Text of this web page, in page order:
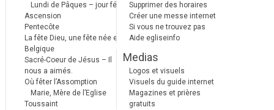
Lundi de Pâques – jour férié
Ascension
Pentecôte
La fête Dieu, une fête née en
Belgique
Sacré-Coeur de Jésus – Il
nous a aimés.
Où fêter l’Assomption
Marie, Mère de l’Eglise
Toussaint
Supprimer des horaires
Créer une messe internet
Si vous ne trouvez pas
Aide egliseinfo
Medias
Logos et visuels
Visuels du guide internet
Magazines et prières
gratuits